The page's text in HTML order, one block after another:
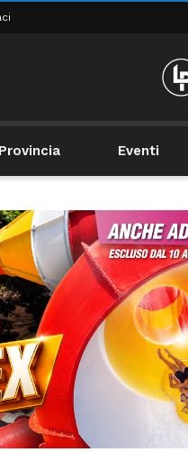
Provincia Eventi